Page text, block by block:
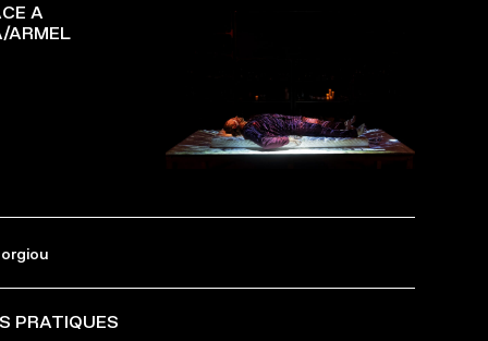
A
ARMEL
PRATIQUES